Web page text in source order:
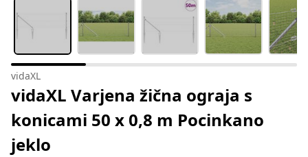
vidaXL
vidaXL Varjena žična ograja s
konicami 50 x 0,8 m Pocinkano
jeklo